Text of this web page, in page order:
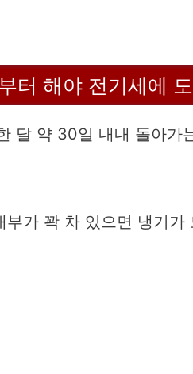
터 해야 전기세에
달 약 30일 내내 돌아가
부가 꽉 차 있으면 냉기